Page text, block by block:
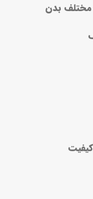
مختلف بدن